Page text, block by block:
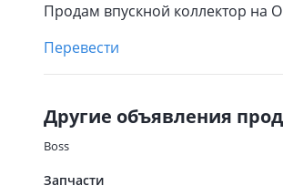
Продам впускной коллектор на
Перевести
Другие объявления
Boss
Запчасти